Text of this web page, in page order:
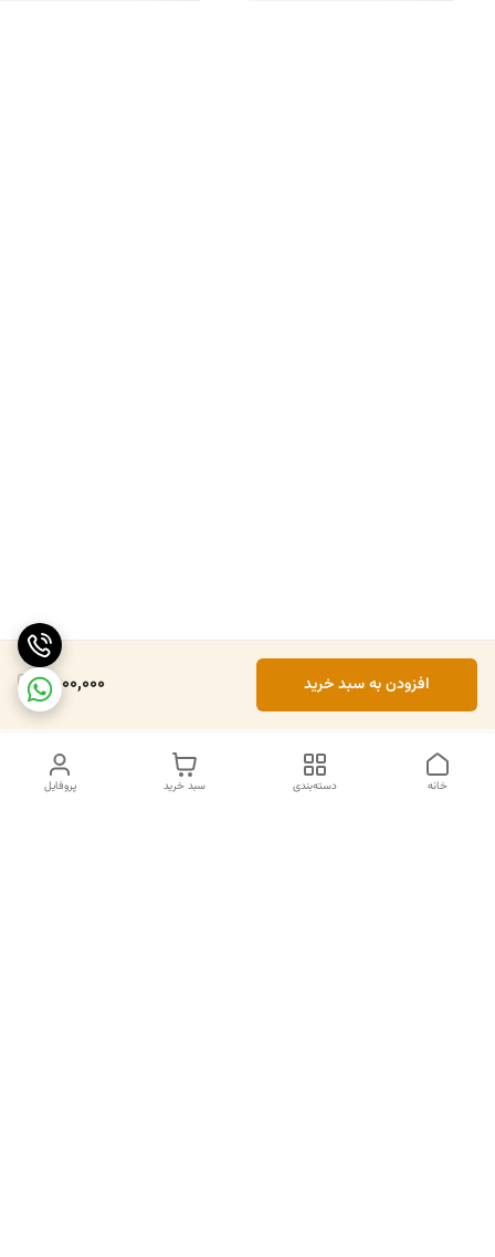
4,000,000 افزودن به سبد خرید
پروفایل سبد خرید دسته‌بندی خانه